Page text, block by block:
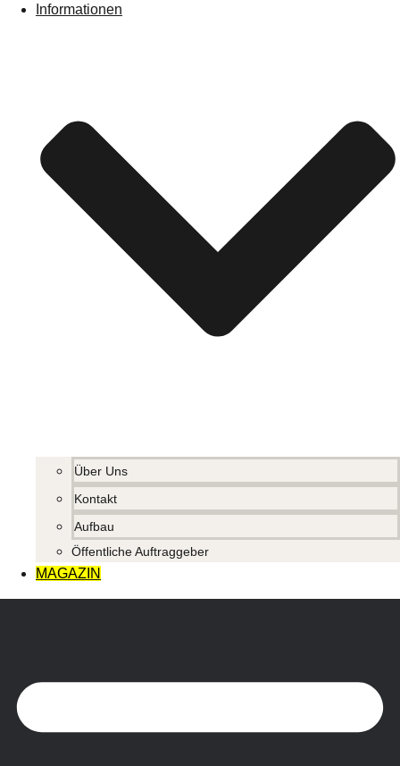
Informationen
Über Uns
Kontakt
Aufbau
Öffentliche Auftraggeber
MAGAZIN